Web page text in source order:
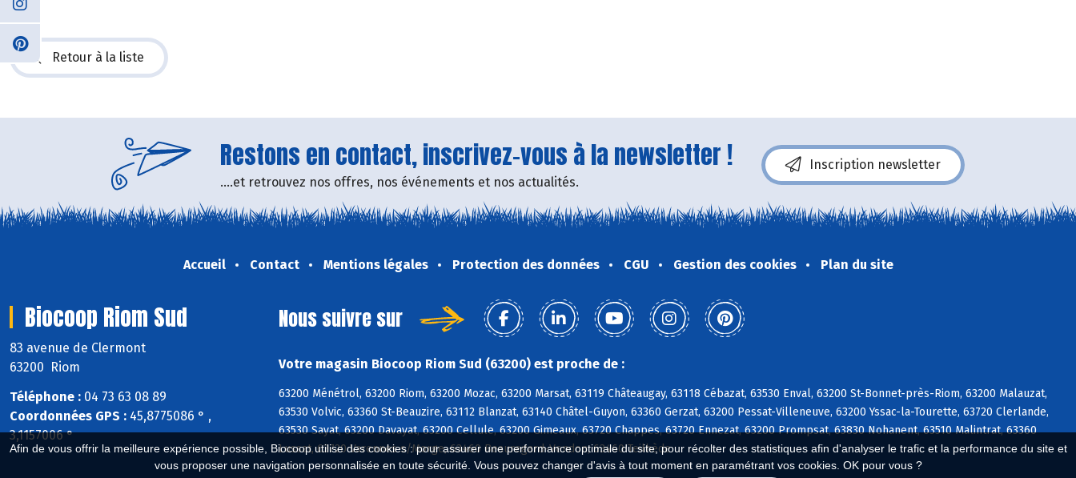
Afin de vous offrir la meilleure expérience possible, Biocoop utilise des cookies : pour assurer une performance optimale du site, pour récolter des statistiques afin d'analyser le trafic et la performance du site et
vous proposer une navigation personnalisée en toute sécurité. Vous pouvez changer d'avis à tout moment en paramétrant vos cookies. OK pour vous ?
Retour à la liste
Restons en contact, inscrivez-vous à la newsletter !
....et retrouvez nos offres, nos événements et nos actualités.
Inscription newsletter
Accueil Contact Mentions légales Protection des données CGU Gestion des cookies Plan du site
Biocoop Riom Sud
83 avenue de Clermont
63200 Riom
Téléphone : 04 73 63 08 89
Coordonnées GPS : 45,8775086 ° ,
3,1157006 °
Nous suivre sur
Votre magasin Biocoop Riom Sud (63200) est proche de :
63200 Ménétrol, 63200 Riom, 63200 Mozac, 63200 Marsat, 63119 Châteaugay, 63118 Cébazat, 63530 Enval, 63200 St-Bonnet-près-Riom, 63200 Malauzat,
63530 Volvic, 63360 St-Beauzire, 63112 Blanzat, 63140 Châtel-Guyon, 63360 Gerzat, 63200 Pessat-Villeneuve, 63200 Yssac-la-Tourette, 63720 Clerlande,
63530 Sayat, 63200 Davayat, 63200 Cellule, 63200 Gimeaux, 63720 Chappes, 63720 Ennezat, 63200 Prompsat, 63830 Nohanent, 63510 Malintrat, 63360
Lussat, 63720 Varennes s/Morge, 63460 Beauregard-Vendon, 63460 Teilhède